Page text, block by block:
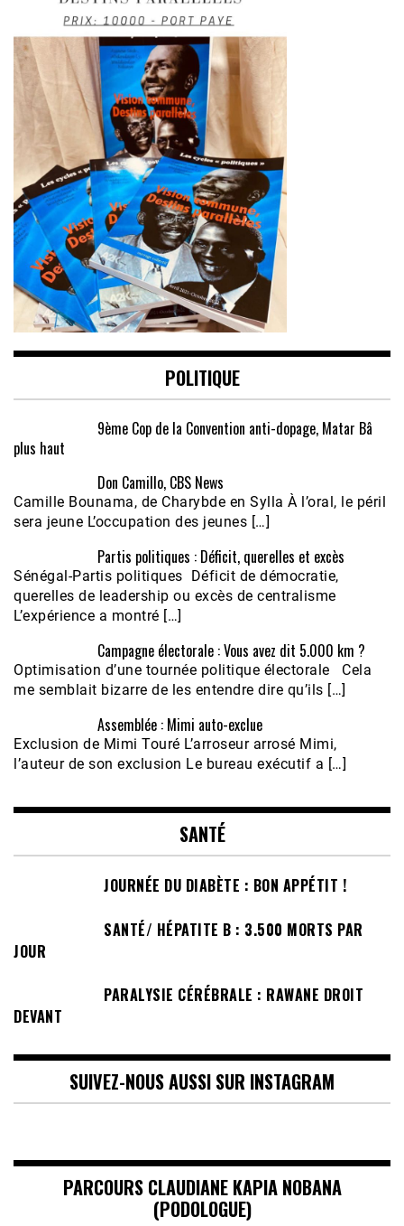
POLITIQUE
9ème Cop de la Convention anti-dopage, Matar Bâ
plus haut
Don Camillo, CBS News
Camille Bounama, de Charybde en Sylla À l’oral, le péril
sera jeune L’occupation des jeunes […]
Partis politiques : Déficit, querelles et excès
Sénégal-Partis politiques Déficit de démocratie,
querelles de leadership ou excès de centralisme
L’expérience a montré […]
Campagne électorale : Vous avez dit 5.000 km ?
Optimisation d’une tournée politique électorale Cela
me semblait bizarre de les entendre dire qu’ils […]
Assemblée : Mimi auto-exclue
Exclusion de Mimi Touré L’arroseur arrosé Mimi,
l’auteur de son exclusion Le bureau exécutif a […]
SANTÉ
JOURNÉE DU DIABÈTE : BON APPÉTIT !
SANTÉ/ HÉPATITE B : 3.500 MORTS PAR
JOUR
PARALYSIE CÉRÉBRALE : RAWANE DROIT
DEVANT
SUIVEZ-NOUS AUSSI SUR INSTAGRAM
PARCOURS CLAUDIANE KAPIA NOBANA
(PODOLOGUE)